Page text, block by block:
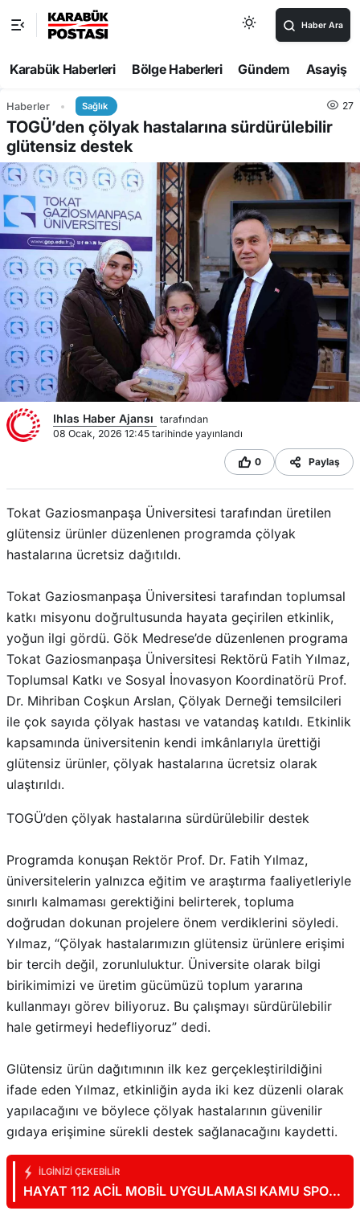
Haber Ara
Karabük Haberleri Bölge Haberleri Gündem Asayiş
Haberler Sağlık 27
TOGÜ’den çölyak hastalarına sürdürülebilir
glütensiz destek
Ihlas Haber Ajansı tarafından
08 Ocak, 2026 12:45 tarihinde yayınlandı
0 Paylaş
Tokat Gaziosmanpaşa Üniversitesi tarafından üretilen
glütensiz ürünler düzenlenen programda çölyak
hastalarına ücretsiz dağıtıldı.
Tokat Gaziosmanpaşa Üniversitesi tarafından toplumsal
katkı misyonu doğrultusunda hayata geçirilen etkinlik,
yoğun ilgi gördü. Gök Medrese’de düzenlenen programa
Tokat Gaziosmanpaşa Üniversitesi Rektörü Fatih Yılmaz,
Toplumsal Katkı ve Sosyal İnovasyon Koordinatörü Prof.
Dr. Mihriban Coşkun Arslan, Çölyak Derneği temsilcileri
ile çok sayıda çölyak hastası ve vatandaş katıldı. Etkinlik
kapsamında üniversitenin kendi imkânlarıyla ürettiği
glütensiz ürünler, çölyak hastalarına ücretsiz olarak
ulaştırıldı.
TOGÜ’den çölyak hastalarına sürdürülebilir destek
Programda konuşan Rektör Prof. Dr. Fatih Yılmaz,
üniversitelerin yalnızca eğitim ve araştırma faaliyetleriyle
sınırlı kalmaması gerektiğini belirterek, topluma
doğrudan dokunan projelere önem verdiklerini söyledi.
Yılmaz, “Çölyak hastalarımızın glütensiz ürünlere erişimi
bir tercih değil, zorunluluktur. Üniversite olarak bilgi
birikimimizi ve üretim gücümüzü toplum yararına
kullanmayı görev biliyoruz. Bu çalışmayı sürdürülebilir
hale getirmeyi hedefliyoruz” dedi.
Glütensiz ürün dağıtımının ilk kez gerçekleştirildiğini
ifade eden Yılmaz, etkinliğin ayda iki kez düzenli olarak
yapılacağını ve böylece çölyak hastalarının güvenilir
gıdaya erişimine sürekli destek sağlanacağını kaydetti.
İLGINIZI ÇEKEBILIR
HAYAT 112 ACİL MOBİL UYGULAMASI KAMU SPOTU
YAYINDA